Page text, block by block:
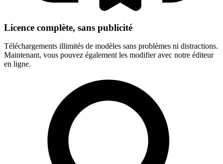
Licence complète, sans publicité
Téléchargements illimités de modèles sans problèmes ni distractions.
Maintenant, vous pouvez également les modifier avec notre éditeur
en ligne.